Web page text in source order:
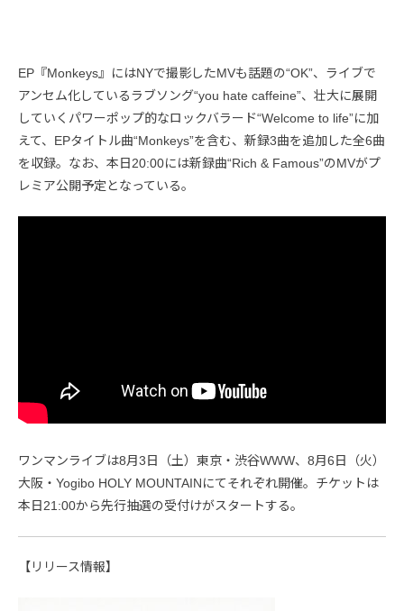
EP『Monkeys』にはNYで撮影したMVも話題の“OK”、ライブで
アンセム化しているラブソング“you hate caffeine”、壮大に展開
していくパワーポップ的なロックバラード“Welcome to life”に加
えて、EPタイトル曲“Monkeys”を含む、新録3曲を追加した全6曲
を収録。なお、本日20:00には新録曲“Rich & Famous”のMVがプ
レミア公開予定となっている。
ワンマンライブは8月3日（土）東京・渋谷WWW、8月6日（火）
大阪・Yogibo HOLY MOUNTAINにてそれぞれ開催。チケットは
本日21:00から先行抽選の受付けがスタートする。
【リリース情報】